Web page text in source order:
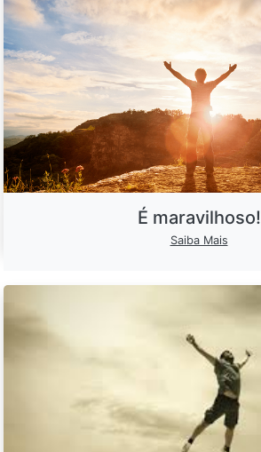
É maravilhoso!
Saiba Mais